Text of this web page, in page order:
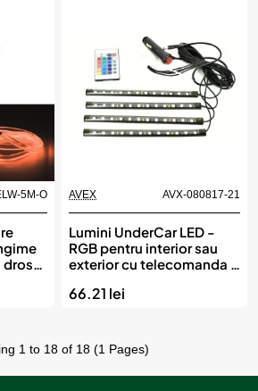
5M-O AVEX AVX-080817-21
Lumini UnderCar LED -
RGB pentru interior sau
exterior cu telecomanda -
66.21 lei
1 to 18 of 18 (1 Pages)